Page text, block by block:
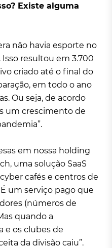
Existe alguma
não havia esporte no
resultou em 3.700
criado até o final do
em todo o ano
Ou seja, de acordo
um crescimento de
em nossa holding
uma solução SaaS
cafés e centros de
um serviço pago que
(números de
quando a
e os clubes de
da divisão caiu”.